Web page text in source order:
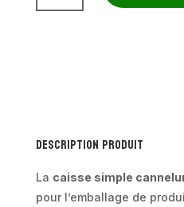
Description produit
La caisse simple
pour l’emballage de